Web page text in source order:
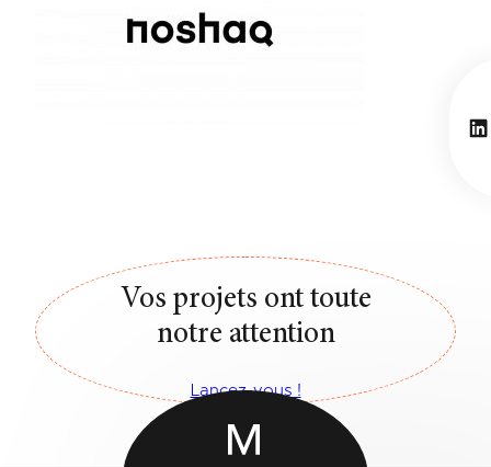
Vos projets ont toute
notre attention
Lancez-vous !